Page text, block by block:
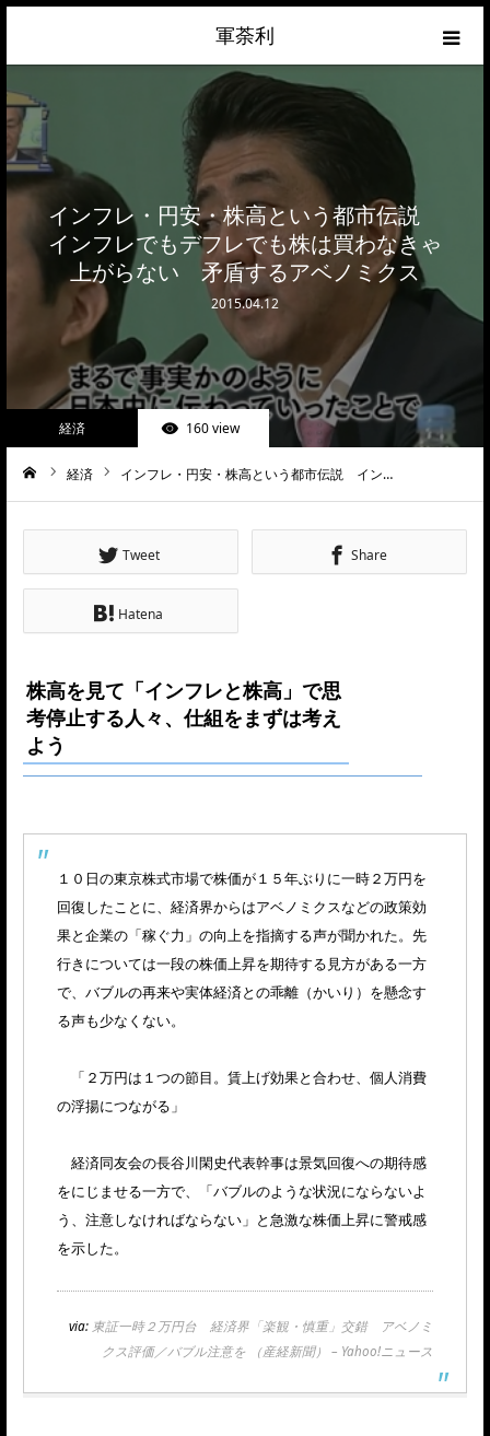
軍荼利
インフレ・円安・株高という都市伝説
インフレでもデフレでも株は買わなきゃ
上がらない 矛盾するアベノミクス
2015.04.12
経済 160 view
経済 インフレ・円安・株高という都市伝説 イン…
Tweet Share
Hatena
株高を見て「インフレと株高」で思
考停止する人々、仕組をまずは考え
よう
１０日の東京株式市場で株価が１５年ぶりに一時２万円を
回復したことに、経済界からはアベノミクスなどの政策効
果と企業の「稼ぐ力」の向上を指摘する声が聞かれた。先
行きについては一段の株価上昇を期待する見方がある一方
で、バブルの再来や実体経済との乖離（かいり）を懸念す
る声も少なくない。
「２万円は１つの節目。賃上げ効果と合わせ、個人消費
の浮揚につながる」
経済同友会の長谷川閑史代表幹事は景気回復への期待感
をにじませる一方で、「バブルのような状況にならないよ
う、注意しなければならない」と急激な株価上昇に警戒感
を示した。
via: 東証一時２万円台 経済界「楽観・慎重」交錯 アベノミ
クス評価／バブル注意を （産経新聞） – Yahoo!ニュース
政治
ライフハック
サイトマップ
about
お問合せ